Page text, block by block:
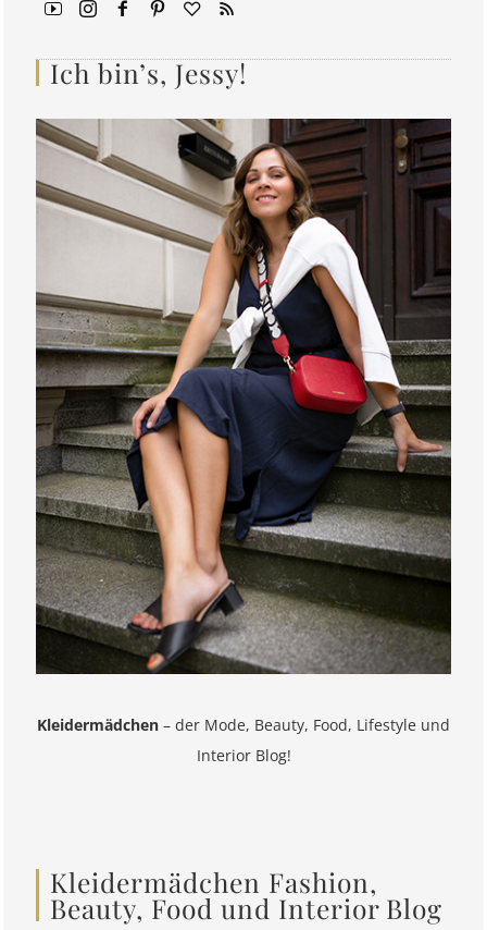
Ich bin’s, Jessy!
Kleidermädchen – der Mode, Beauty, Food, Lifestyle und
Interior Blog!
Kleidermädchen Fashion,
Beauty, Food und Interior Blog